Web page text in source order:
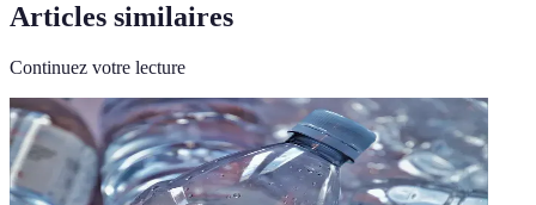
Articles similaires
Continuez votre lecture